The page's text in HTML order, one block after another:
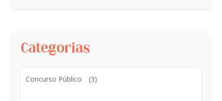
Categorias
Concurso Público (3)